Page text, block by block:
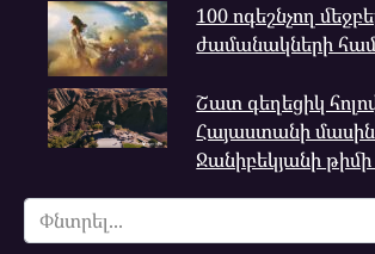
100 ոգեշնչող
ժամանակների
Շատ գեղեցիկ
Հայաստանի
Ջանիբեկյանի թիմի
Search
for: